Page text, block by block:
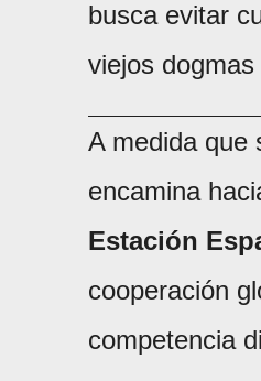
busca evitar
viejos
A medida que
encamina
Estación
cooperación
competencia